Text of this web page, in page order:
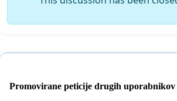
Promovirane peticije drugih uporabnikov